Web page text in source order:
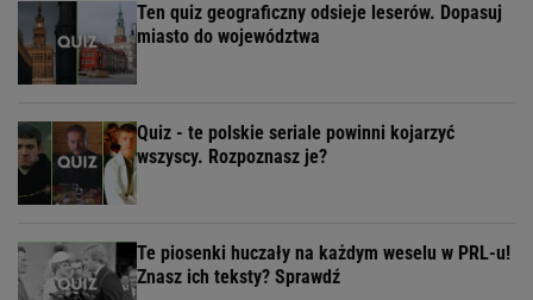
Ten quiz geograficzny odsieje leserów. Dopasuj
miasto do województwa
Quiz - te polskie seriale powinni kojarzyć
wszyscy. Rozpoznasz je?
Te piosenki huczały na każdym weselu w PRL-u!
Znasz ich teksty? Sprawdź